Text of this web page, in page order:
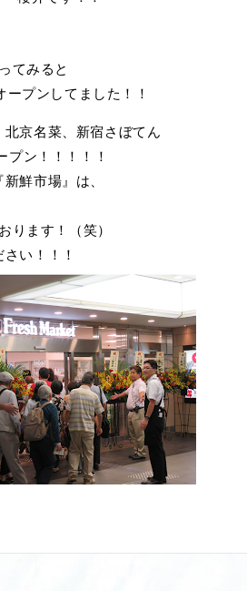
てみると
プンしてました！！
京名菜、新宿さぼてん
ン！！！！！
鮮市場』は、
ります！（笑）
い！！！